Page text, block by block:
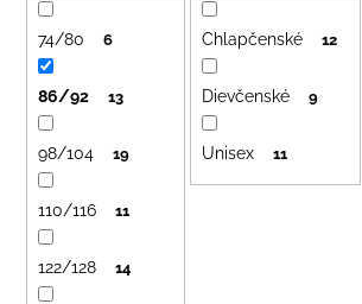
i
e
p
o
d
u
o
Chlapčenské 12
Dievčenské 9
Unisex 11
74/80 6
86/92 13
98/104 19
110/116 11
122/128 14
O
d
p
m